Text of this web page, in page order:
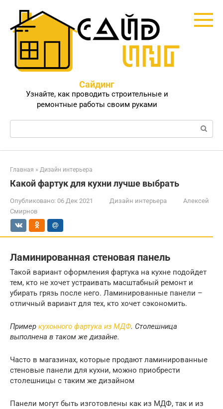
контенту
Сайдинг
Узнайте, как проводить строительные и
ремонтные работы своим руками
Поиск:
Главная » Дизайн интерьера
Какой фартук для кухни лучше выбрать
Опубликовано: 06 Дек 2021 Дизайн интерьера
Алексей
Смирнов
Ламинированная стеновая панель
Такой вариант оформления фартука на кухне подойдет
тем, кто не хочет устраивать масштабный ремонт и
убирать грязь после него. Ламинированные панели –
отличный вариант для тех, кто хочет сэкономить.
Пример кухонного фартука из МДФ. Столешница
выполнена в таком же дизайне.
Часто в магазинах, которые продают ламинированные
стеновые панели для кухни, можно приобрести
столешницы с таким же дизайном
Панели могут быть изготовлены как из МДФ, так и из